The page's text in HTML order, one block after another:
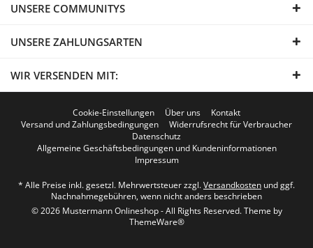
UNSERE COMMUNITYS
UNSERE ZAHLUNGSARTEN
WIR VERSENDEN MIT:
Cookie-Einstellungen Über uns
Kontakt
Versand und Zahlungsbedingungen
Widerrufsrecht für Verbraucher
Datenschutz
Allgemeine Geschäftsbedingungen und Kundeninformationen
Impressum
* Alle Preise inkl. gesetzl. Mehrwertsteuer zzgl.Versandkosten und ggf.
Nachnahmegebühren, wenn nicht anders beschrieben
© 2026 Mustermann Onlineshop - All Rights Reserved. Theme by
ThemeWare®